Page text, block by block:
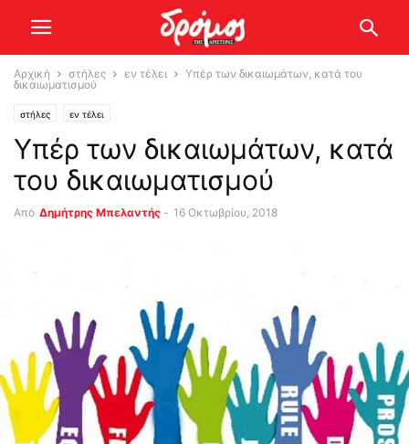
Αρχική στήλες εν τέλει
Υπέρ των δικαιωμάτων, κατά του
δικαιωματισμού
στήλες εν τέλει
Υπέρ των δικαιωμάτων, κατά
του δικαιωματισμού
Από Δημήτρης Μπελαντής - 16 Οκτωβρίου, 2018